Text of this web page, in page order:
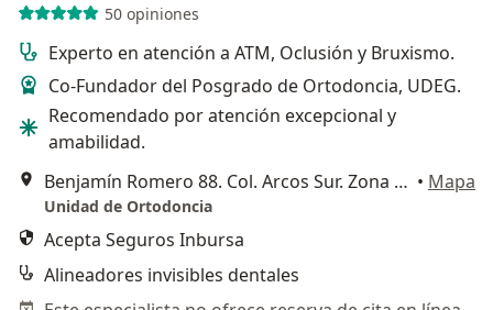
50 opiniones
Experto en atención a ATM, Oclusión y Bruxismo.
Co-Fundador del Posgrado de Ortodoncia, UDEG.
Recomendado por atención excepcional y
amabilidad.
Benjamín Romero 88. Col. Arcos Sur. Zona Minerva., Guadalajara • Mapa
Unidad de Ortodoncia
Acepta Seguros Inbursa
Alineadores invisibles dentales